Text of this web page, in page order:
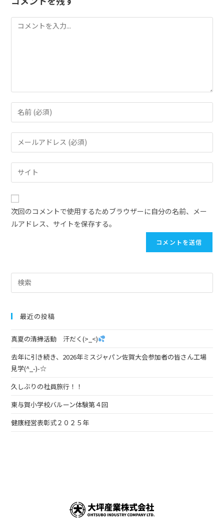
次回のコメントで使用するためブラウザーに自分の名前、メー
ルアドレス、サイトを保存する。
最近の投稿
真夏の清掃活動 汗だく(>_<)
去年に引き続き、2026年ミスジャパン佐賀大会参加者の皆さん工場
見学(^_-)-☆
久しぶりの社員旅行！！
東与賀小学校バルーン体験第４回
健康経営表彰式２０２５年